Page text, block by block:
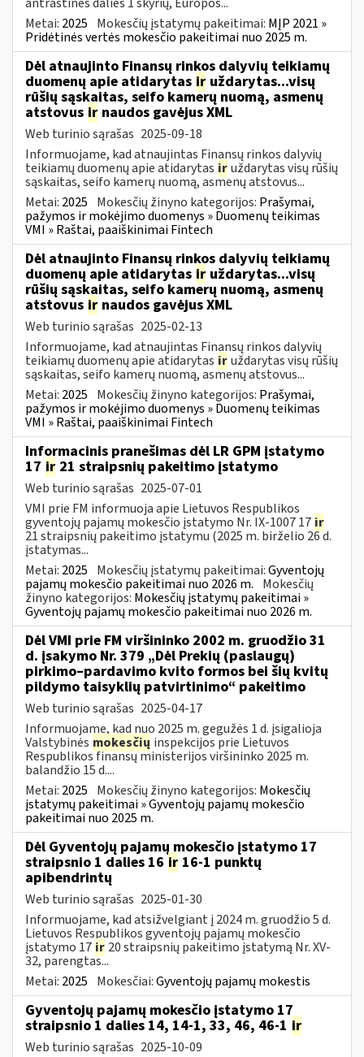
Metai: 2025 Mokesčių įstatymų pakeitimai: MĮP 2021 »
Pridėtinės vertės mokesčio pakeitimai nuo 2025 m.
Dėl atnaujinto Finansų rinkos dalyvių teikiamų
duomenų apie atidarytas ir uždarytas...visų
rūšių sąskaitas, seifo kamerų nuomą, asmenų
atstovus ir naudos gavėjus XML
Web turinio sąrašas 2025-09-18
Informuojame, kad atnaujintas Finansų rinkos dalyvių
teikiamų duomenų apie atidarytas iruždarytas visų rūšių
sąskaitas, seifo kamerų nuomą, asmenų atstovus...
Metai: 2025 Mokesčių žinyno kategorijos: Prašymai,
pažymos ir mokėjimo duomenys » Duomenų teikimas
VMI » Raštai, paaiškinimai Fintech
Dėl atnaujinto Finansų rinkos dalyvių teikiamų
duomenų apie atidarytas ir uždarytas...visų
rūšių sąskaitas, seifo kamerų nuomą, asmenų
atstovus ir naudos gavėjus XML
Web turinio sąrašas 2025-02-13
Informuojame, kad atnaujintas Finansų rinkos dalyvių
teikiamų duomenų apie atidarytas iruždarytas visų rūšių
sąskaitas, seifo kamerų nuomą, asmenų atstovus...
Metai: 2025 Mokesčių žinyno kategorijos: Prašymai,
pažymos ir mokėjimo duomenys » Duomenų teikimas
VMI » Raštai, paaiškinimai Fintech
Informacinis pranešimas dėl LR GPM įstatymo
17 ir 21 straipsnių pakeitimo įstatymo
Web turinio sąrašas 2025-07-01
VMI prie FM informuoja apie Lietuvos Respublikos
gyventojų pajamų mokesčio įstatymo Nr. IX-1007 17 ir
21 straipsnių pakeitimo įstatymu (2025 m. birželio 26 d.
įstatymas...
Metai: 2025 Mokesčių įstatymų pakeitimai:Gyventojų
pajamų mokesčio pakeitimai nuo 2026 m. Mokesčių
žinyno kategorijos: Mokesčių įstatymų pakeitimai »
Gyventojų pajamų mokesčio pakeitimai nuo 2026 m.
Dėl VMI prie FM viršininko 2002 m. gruodžio 31
d. įsakymo Nr. 379 „Dėl Prekių (paslaugų)
pirkimo–pardavimo kvito formos bei šių kvitų
pildymo taisyklių patvirtinimo“ pakeitimo
Web turinio sąrašas 2025-04-17
Informuojame, kad nuo 2025 m. gegužės 1 d. įsigalioja
Valstybinės mokesčių inspekcijos prie Lietuvos
Respublikos finansų ministerijos viršininko 2025 m.
balandžio 15 d....
Metai: 2025 Mokesčių žinyno kategorijos: Mokesčių
įstatymų pakeitimai » Gyventojų pajamų mokesčio
pakeitimai nuo 2025 m.
Dėl Gyventojų pajamų mokesčio įstatymo 17
straipsnio 1 dalies 16 ir 16-1 punktų
apibendrintų
Web turinio sąrašas 2025-01-30
Informuojame, kad atsižvelgiant į 2024 m. gruodžio 5 d.
Lietuvos Respublikos gyventojų pajamų mokesčio
įstatymo 17 ir 20 straipsnių pakeitimo įstatymą Nr. XV-
32, parengtas...
Metai: 2025 Mokesčiai:Gyventojų pajamų mokestis
Gyventojų pajamų mokesčio įstatymo 17
straipsnio 1 dalies 14, 14-1, 33, 46, 46-1 ir
Web turinio sąrašas 2025-10-09